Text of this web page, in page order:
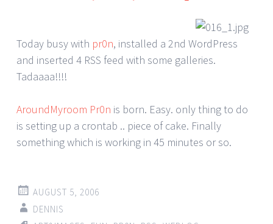
Today busy with pr0n, installed a 2nd WordPress
and inserted 4 RSS feed with some galleries.
Tadaaaa!!!!
AroundMyroom Pr0n is born. Easy. only thing to do
is setting up a crontab .. piece of cake. Finally
something which is working in 45 minutes or so.
AUGUST 5, 2006
DENNIS